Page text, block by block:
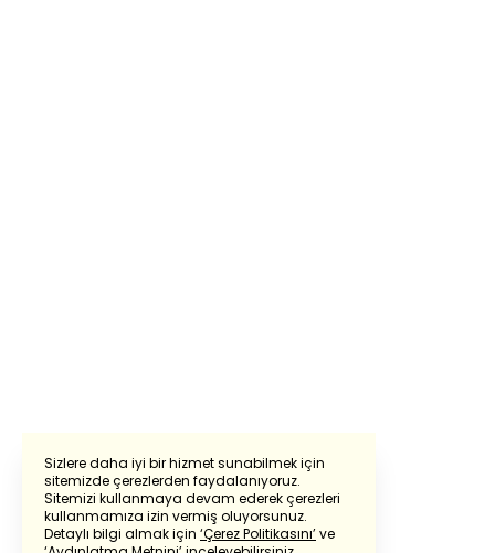
Sizlere daha iyi bir hizmet sunabilmek için
sitemizde çerezlerden faydalanıyoruz.
Sitemizi kullanmaya devam ederek çerezleri
kullanmamıza izin vermiş oluyorsunuz.
Detaylı bilgi almak için ‘Çerez Politikasını’ve
Powered by Translate